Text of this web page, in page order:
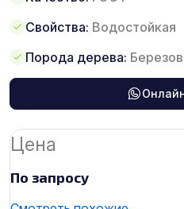
Свойства: Водостойкая
Порода дерева:
Цена
По запросу